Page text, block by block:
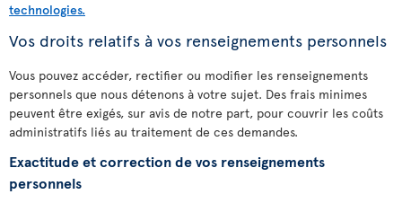
technologies.
Vos droits relatifs à vos renseignements personnels
Vous pouvez accéder, rectifier ou modifier les renseignements
personnels que nous détenons à votre sujet. Des frais minimes
peuvent être exigés, sur avis de notre part, pour couvrir les coûts
administratifs liés au traitement de ces demandes.
Exactitude et correction de vos renseignements
personnels